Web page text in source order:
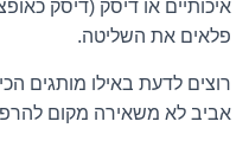
איכותיים או דיסק (דיסק
פלאים את השליטה.
רוצים לדעת באילו מותגים
אביב לא משאירה מקום